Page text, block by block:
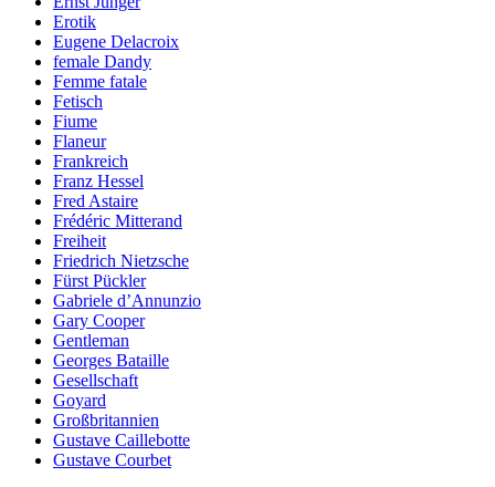
Erotik
Eugene Delacroix
female Dandy
Femme fatale
Fetisch
Fiume
Flaneur
Frankreich
Franz Hessel
Fred Astaire
Frédéric Mitterand
Freiheit
Friedrich Nietzsche
Fürst Pückler
Gabriele d’Annunzio
Gary Cooper
Gentleman
Georges Bataille
Gesellschaft
Goyard
Großbritannien
Gustave Caillebotte
Gustave Courbet